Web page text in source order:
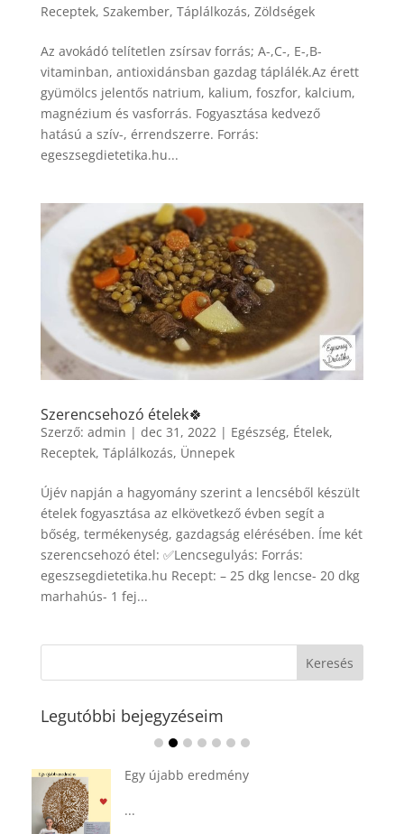
Receptek, Szakember, Táplálkozás, Zöldségek
Az avokádó telítetlen zsírsav forrás; A-,C-, E-,B-
vitaminban, antioxidánsban gazdag táplálék.Az érett
gyümölcs jelentős natrium, kalium, foszfor, kalcium,
magnézium és vasforrás. Fogyasztása kedvező
hatású a szív-, érrendszerre. Forrás:
egeszsegdietetika.hu...
Szerencsehozó ételek🍀
Szerző: admin | dec 31, 2022| Egészség, Ételek,
Receptek, Táplálkozás, Ünnepek
Újév napján a hagyomány szerint a lencséből készült
ételek fogyasztása az elkövetkező évben segít a
bőség, termékenység, gazdagság elérésében. Íme két
szerencsehozó étel: ✅Lencsegulyás: Forrás:
egeszsegdietetika.hu Recept: – 25 dkg lencse- 20 dkg
marhahús- 1 fej...
Legutóbbi bejegyzéseim
Ádvent 1. vasárnapja🌟
...